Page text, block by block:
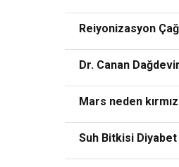
Reiyonizasyon
Dr. Canan
Mars neden
Suh Bitkisi Diyabet